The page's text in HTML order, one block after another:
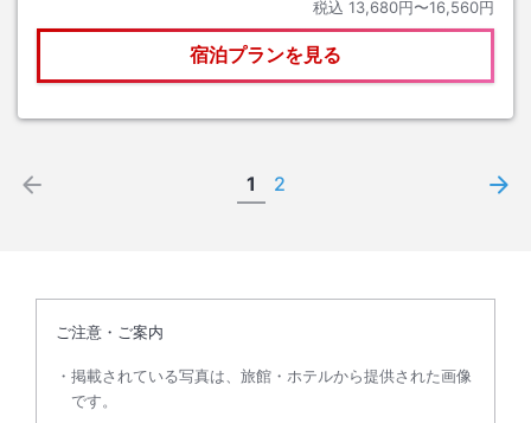
税込 13,680円〜16,560円
宿泊プランを見る
1 2
ご注意・ご案内
掲載されている写真は、旅館・ホテルから提供された画像
です。